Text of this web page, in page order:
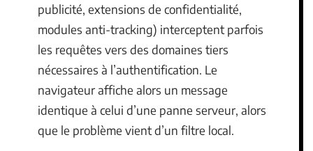
publicité, extensions de confidentialité,
modules anti-tracking) interceptent parfois
les requêtes vers des domaines tiers
nécessaires à l’authentification. Le
navigateur affiche alors un message
identique à celui d’une panne serveur, alors
que le problème vient d’un filtre local.